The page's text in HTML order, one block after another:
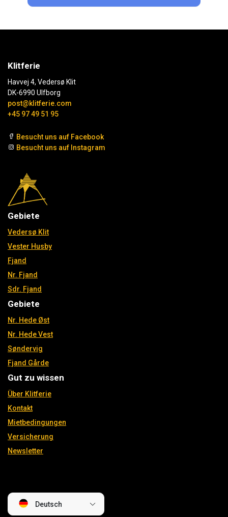
Klitferie
Havvej 4, Vedersø Klit
DK-6990 Ulfborg
post@klitferie.com
+45 97 49 51 95
Besucht uns auf Facebook
Besucht uns auf Instagram
Gebiete
Vedersø Klit
Vester Husby
Fjand
Nr. Fjand
Sdr. Fjand
Gebiete
Nr. Hede Øst
Nr. Hede Vest
Søndervig
Fjand Gårde
Gut zu wissen
Über Klitferie
Kontakt
Mietbedingungen
Versicherung
Newsletter
Deutsch